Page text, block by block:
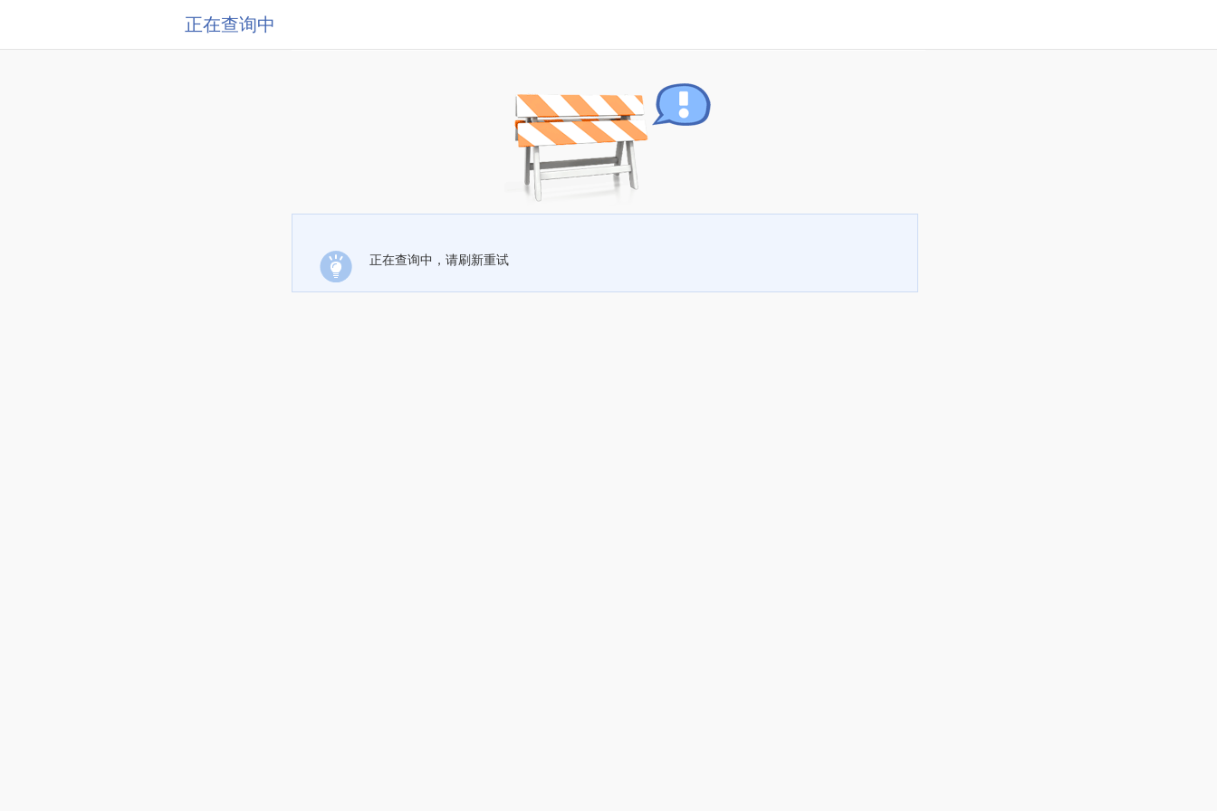
正在查询中
正在查询中，请刷新重试